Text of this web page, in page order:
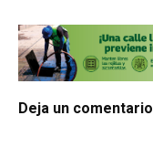
Deja un comentario